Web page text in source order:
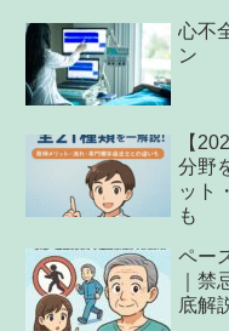
心不
ン
【
分野
ット
も
ペー
｜
底解